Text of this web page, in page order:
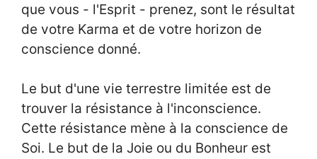
que vous - l'Esprit - prenez, sont le résultat
de votre Karma et de votre horizon de
conscience donné.
Le but d'une vie terrestre limitée est de
trouver la résistance à l'inconscience.
Cette résistance mène à la conscience de
Soi. Le but de la Joie ou du Bonheur est